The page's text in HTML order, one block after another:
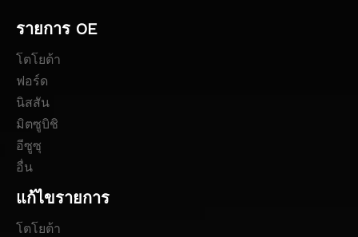
รายการ OE
โตโยต้า
ฟอร์ด
นิสสัน
มิตซูบิชิ
อีซูซุ
อื่น
แก้ไขรายการ
โตโยต้า